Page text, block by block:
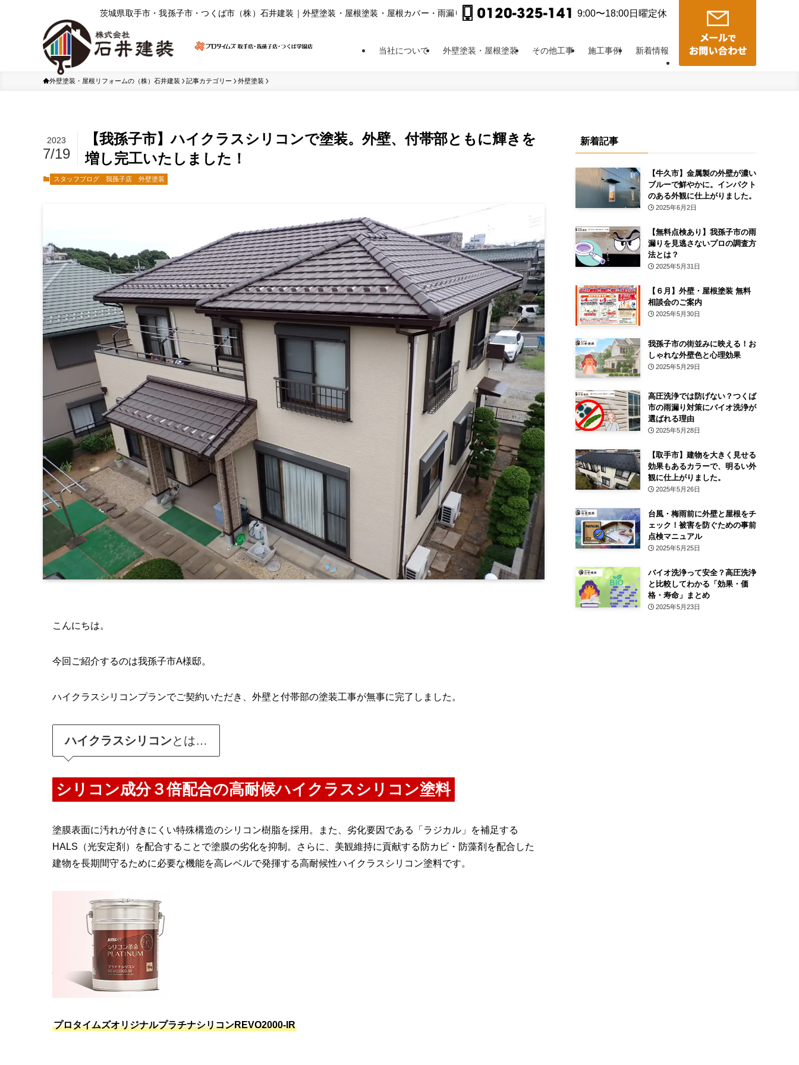
茨城県取⼿市・我孫⼦市・つくば市（株）⽯井建装｜外壁塗装・屋根塗装・屋根カバー・⾬漏り修理他 9:00〜18:00日曜定休
当社について 外壁塗装・屋根塗装 その他工事 施工事例 新着情報
外壁塗装・屋根リフォームの（株）石井建装 記事カテゴリー 外壁塗装
【我孫子市】ハイクラスシリコンで塗装。外壁、付帯部ともに輝きを
増し完工いたしました！
2023
7/19
スタッフブログ 我孫子店 外壁塗装
こんにちは。
今回ご紹介するのは我孫子市A様邸。
ハイクラスシリコンプランでご契約いただき、外壁と付帯部の塗装工事が無事に完了しました。
ハイクラスシリコンとは…
シリコン成分３倍配合の高耐候ハイクラスシリコン塗料
塗膜表面に汚れが付きにくい特殊構造のシリコン樹脂を採用。また、劣化要因である「ラジカル」を補足する
HALS（光安定剤）を配合することで塗膜の劣化を抑制。さらに、美観維持に貢献する防カビ・防藻剤を配合した
建物を長期間守るために必要な機能を高レベルで発揮する高耐候性ハイクラスシリコン塗料です。
プロタイムズオリジナルプラチナシリコンREVO2000-IR
新着記事
【牛久市】金属製の外壁が濃い
ブルーで鮮やかに。インパクト
のある外観に仕上がりました。
2025年6月2日
【無料点検あり】我孫子市の雨
漏りを見逃さないプロの調査方
法とは？
2025年5月31日
【６月】外壁・屋根塗装 無料
相談会のご案内
2025年5月30日
我孫子市の街並みに映える！お
しゃれな外壁色と心理効果
2025年5月29日
高圧洗浄では防げない？つくば
市の雨漏り対策にバイオ洗浄が
選ばれる理由
2025年5月28日
【取手市】建物を大きく見せる
効果もあるカラーで、明るい外
観に仕上がりました。
2025年5月26日
台風・梅雨前に外壁と屋根をチ
ェック！被害を防ぐための事前
点検マニュアル
2025年5月25日
バイオ洗浄って安全？高圧洗浄
と比較してわかる「効果・価
格・寿命」まとめ
2025年5月23日